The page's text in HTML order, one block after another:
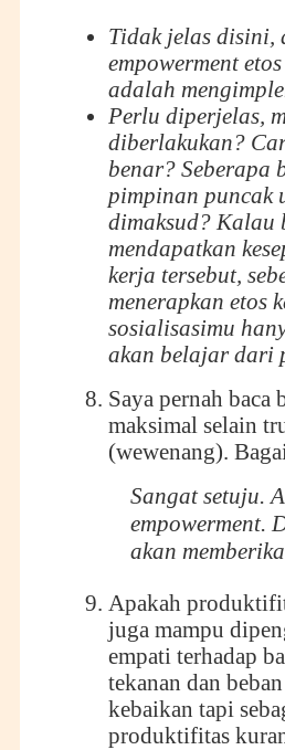
Tidak jelas disini,
empowerment
adalah
Perlu diperjelas,
diberlakukan?
benar? Seberapa
pimpinan puncak
dimaksud? Kalau
mendapatkan
kerja tersebut,
menerapkan etos
sosialisasimu
akan belajar dari
Saya pernah baca
maksimal selain
(wewenang).
Sangat setuju.
empowerment.
akan
Apakah
juga mampu
empati terhadap
tekanan dan
kebaikan tapi
produktifitas